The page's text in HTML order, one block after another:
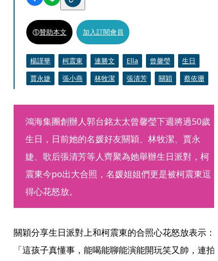
贊助本文 加入訂閱會員
楊謹華 柯震東 連勝文 Ella 曾馨瑩
生日
賈永婕
張小燕 林牧潔 張清芳 關穎 蔡依珊
鴻海集團創辦人郭台銘太太曾馨瑩下週將過50歲
生日，日前她的名媛好友關穎、林牧潔、賈永
婕、歌后張清芳等人齊聚為她舉辦生日派對，柯
震東今po出大合照，名媛姐姐們更是被柯震東逗
得心花怒放。
關穎分享生日派對上和柯震東的合照心花怒放表示：
「這孩子真懂事，能喝能聊能演能開玩笑又帥，連拍